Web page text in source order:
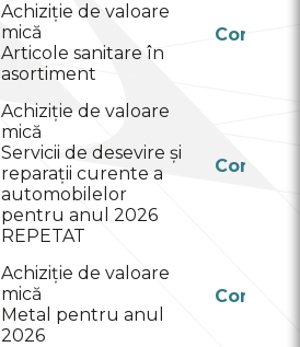
Achiziție de valoare
mică
Articole sanitare în
asortiment
Conform
Achiziție de valoare
mică
Servicii de desevire și
reparații curente a
automobilelor
pentru anul 2026
REPETAT
Conform
Achiziție de valoare
mică
Metal pentru anul
2026
Conform